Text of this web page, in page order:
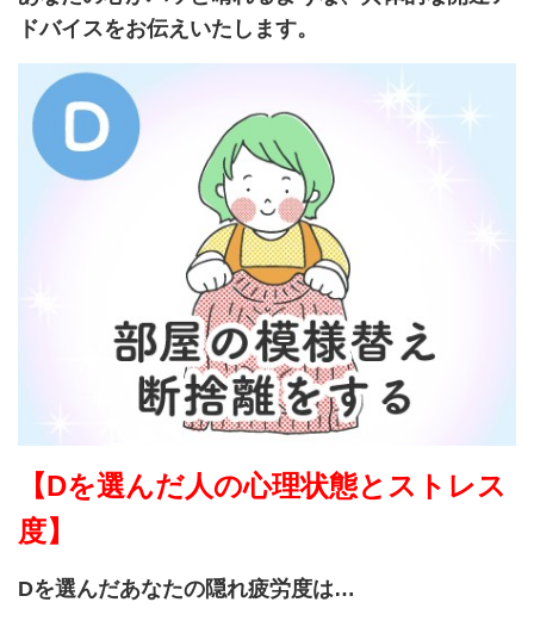
ドバイスをお伝えいたします。
【Dを選んだ人の心理状態とストレス
度】
Dを選んだあなたの隠れ疲労度は…